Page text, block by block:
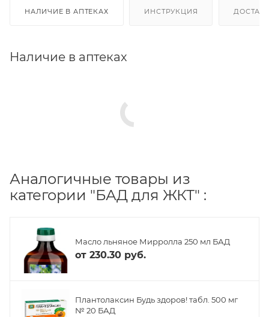
НАЛИЧИЕ В АПТЕКАХ ИНСТРУКЦИЯ
Наличие в аптеках
Аналогичные товары из
категории "БАД для ЖКТ" :
Масло льняное Мирролла 250 мл БАД
от 230.30 руб.
Плантолаксин Будь здоров! табл. 500 мг
№ 20 БАД